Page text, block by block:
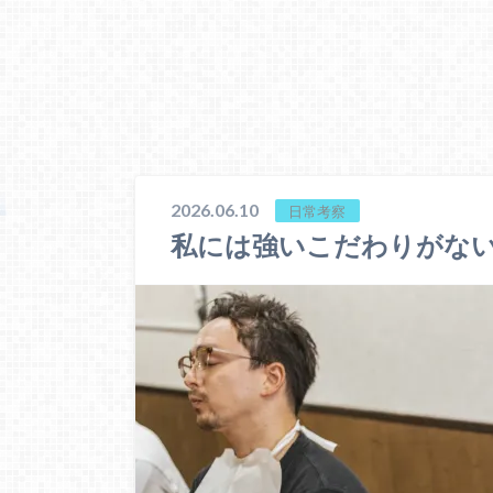
2026.06.10 日常考察
私には強いこだわりがな